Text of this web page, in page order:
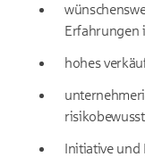
Erfahrungen
hohes
Initiative